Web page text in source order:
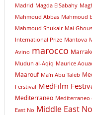
Madrid Magda ElSabahy
Mahmoud Abbas Mahmoud
Mahmoud Shukair Mai
International Prize Mantova
Avino marocco
Mudun al-Aqiq Maurice
Maarouf Ma’n Abu Taleb
Ferstival MedFilm
Mediterraneo Mediterraneo
East No Middle East